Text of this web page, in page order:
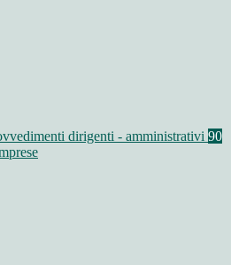
dirigenti - amministrativi 90